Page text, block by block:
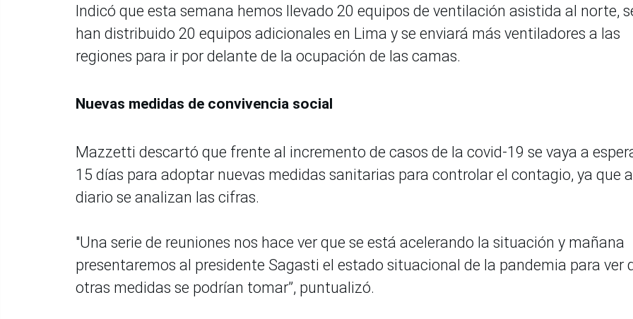
Indicó que esta semana hemos llevado 20 equipos de ventilación asistida al norte,
han distribuido 20 equipos adicionales en Lima y se enviará más ventiladores a las
regiones para ir por delante de la ocupación de las camas.
Nuevas medidas de convivencia social
Mazzetti descartó que frente al incremento de casos de la covid-19 se vaya a
15 días para adoptar nuevas medidas sanitarias para controlar el contagio, ya que a
diario se analizan las cifras.
"Una serie de reuniones nos hace ver que se está acelerando la situación y mañana
presentaremos al presidente Sagasti el estado situacional de la pandemia para ver
otras medidas se podrían tomar”, puntualizó.